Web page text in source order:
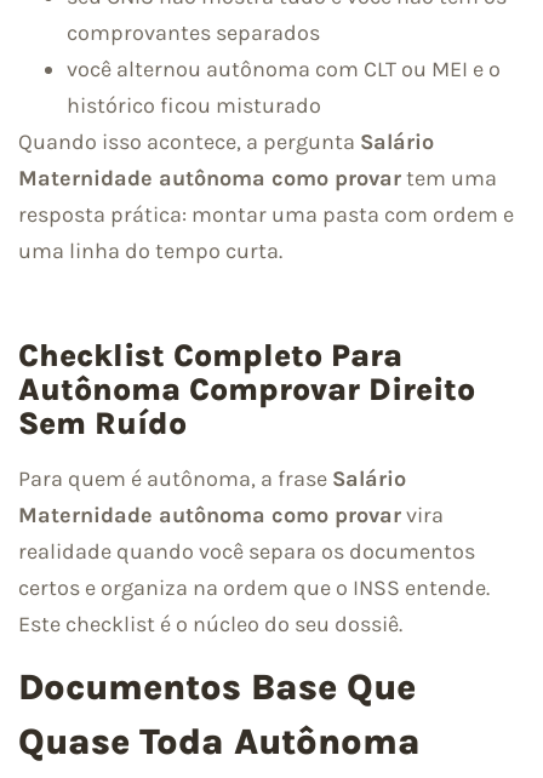
comprovantes separados
você alternou autônoma com CLT ou MEI e o
histórico ficou misturado
Quando isso acontece, a pergunta Salário
Maternidade autônoma como provartem uma
resposta prática: montar uma pasta com ordem e
uma linha do tempo curta.
Checklist Completo Para
Autônoma Comprovar Direito
Sem Ruído
Para quem é autônoma, a frase Salário
Maternidade autônoma como provarvira
realidade quando você separa os documentos
certos e organiza na ordem que o INSS entende.
Este checklist é o núcleo do seu dossiê.
Documentos Base Que
Quase Toda Autônoma